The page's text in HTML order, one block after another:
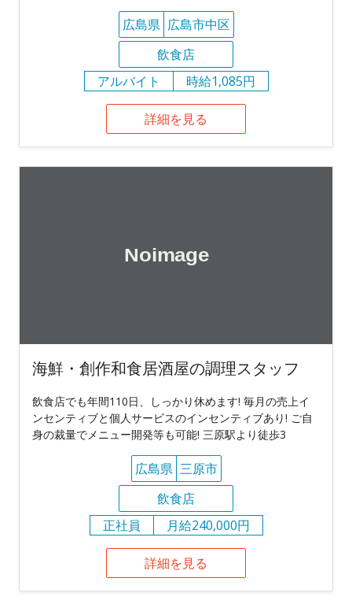
広島県 広島市中区
飲食店
アルバイト
時給1,085円
詳細を見る
海鮮・創作和食居酒屋の調理スタッフ
飲食店でも年間110日、しっかり休めます! 毎月の売上イ
ンセンティブと個人サービスのインセンティブあり! ご自
身の裁量でメニュー開発等も可能! 三原駅より徒歩3
広島県 三原市
飲食店
正社員
月給240,000円
詳細を見る